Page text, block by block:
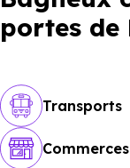
portes de
Transports
Commerces